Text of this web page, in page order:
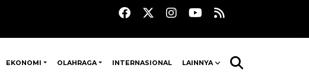
EKONOMI OLAHRAGA INTERNASIONAL LAINNYA